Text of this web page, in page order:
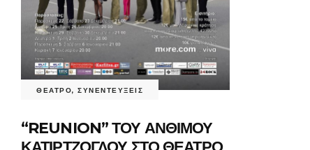
ΘΕΑΤΡΟ, ΣΥΝΕΝΤΕΥΞΕΙΣ
“REUNION” ΤΟΥ ΑΝΘΙΜΟΥ